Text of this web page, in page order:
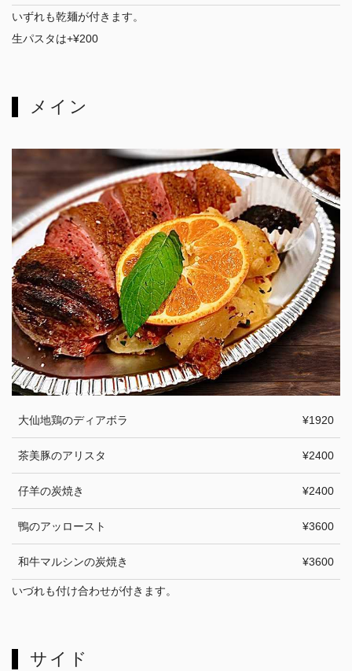
いずれも乾麺が付きます。
生パスタは+¥200
メイン
大仙地鶏のディアボラ ¥1920
茶美豚のアリスタ ¥2400
仔羊の炭焼き ¥2400
鴨のアッロースト ¥3600
和牛マルシンの炭焼き ¥3600
いづれも付け合わせが付きます。
サイド